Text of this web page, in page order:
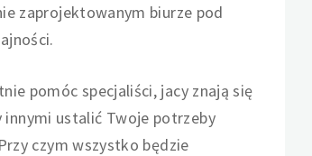
zaprojektowanym biurze pod
pomóc specjaliści, jacy znają się
ustalić Twoje potrzeby
czym wszystko będzie